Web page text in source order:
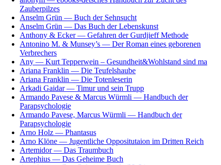
Zauberpilzes
Anselm Grün — Buch der Sehnsucht
Anselm Grün — Das Buch der Lebenskunst
Anthony & Ecker — Gefahren der Gurdjieff Methode
Antonino M. & Munsey’s — Der Roman eines geborenen
Verbrechers
Any — Kurt Tepperwein – Gesundheit&Wohlstand sind ma
Ariana Franklin — Die Teufelshaube
Ariana Franklin — Die Totenleserin
Arkadi Gaidar — Timur und sein Trupp
Armando Pavese & Marcus Würmli — Handbuch der
Parapsychologie
Armando Pavese, Marcus Würmli — Handbuch der
Parapsychologie
Arno Holz — Phantasus
Arno Klöne — Jugentliche Oppositutaion im Dritten Reich
Artemidor — Das Traumbuch
Artephius — Das Geheime Buch